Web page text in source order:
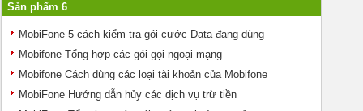
Sản phẩm 6
MobiFone 5 cách kiểm tra gói cước Data đang dùng
Mobifone Tổng hợp các gói gọi ngoại mạng
Mobifone Cách dùng các loại tài khoản của Mobifone
MobiFone Hướng dẫn hủy các dịch vụ trừ tiền